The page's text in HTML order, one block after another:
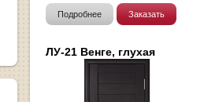
Подробнее Заказать
ЛУ-21 Венге, глухая